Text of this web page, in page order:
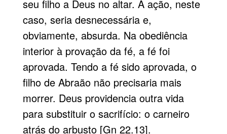
seu filho a Deus no altar. A ação, neste
caso, seria desnecessária e,
obviamente, absurda. Na obediência
interior à provação da fé, a fé foi
aprovada. Tendo a fé sido aprovada, o
filho de Abraão não precisaria mais
morrer. Deus providencia outra vida
para substituir o sacrifício: o carneiro
atrás do arbusto [Gn 22.13].